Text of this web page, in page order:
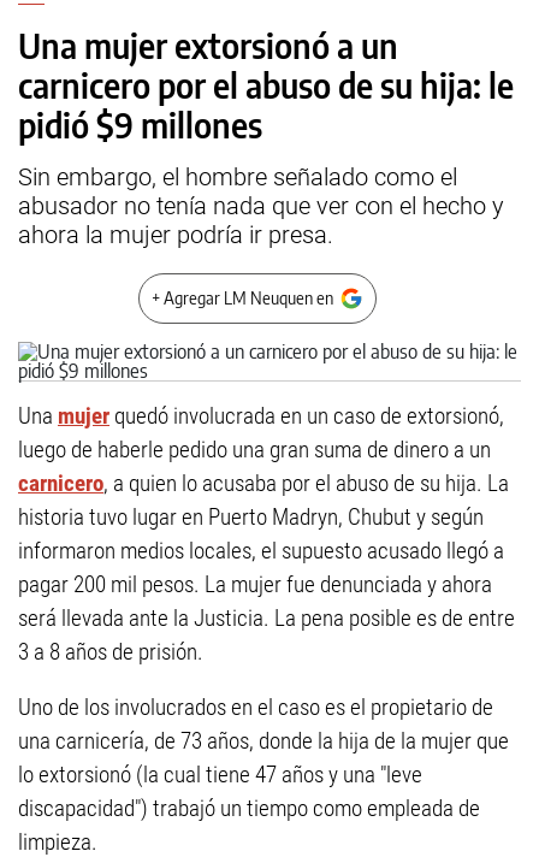
Una mujer extorsionó a un
carnicero por el abuso de su hija: le
pidió $9 millones
Sin embargo, el hombre señalado como el
abusador no tenía nada que ver con el hecho y
ahora la mujer podría ir presa.
+ Agregar LM Neuquen en
Una mujer quedó involucrada en un caso de extorsionó,
luego de haberle pedido una gran suma de dinero a un
carnicero, a quien lo acusaba por el abuso de su hija. La
historia tuvo lugar en Puerto Madryn, Chubut y según
informaron medios locales, el supuesto acusado llegó a
pagar 200 mil pesos. La mujer fue denunciada y ahora
será llevada ante la Justicia. La pena posible es de entre
3 a 8 años de prisión.
Uno de los involucrados en el caso es el propietario de
una carnicería, de 73 años, donde la hija de la mujer que
lo extorsionó (la cual tiene 47 años y una "leve
discapacidad") trabajó un tiempo como empleada de
limpieza.